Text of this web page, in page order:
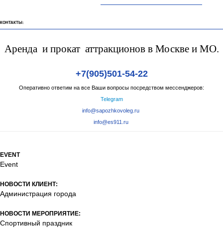
КОНТАКТЫ:
Аренда и прокат аттракционов в Москве и МО.
+7(905)501-54-22
Оперативно ответим на все Ваши вопросы посредством мессенджеров:
Telegram
info@sapozhkovoleg.ru
info@es911.ru
EVENT
Event
НОВОСТИ КЛИЕНТ:
Администрация города
НОВОСТИ МЕРОПРИЯТИЕ:
Спортивный праздник